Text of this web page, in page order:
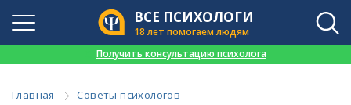
ВСЕ ПСИХОЛОГИ
18 лет помогаем людям
Получить консультацию психолога
Главная Советы психологов